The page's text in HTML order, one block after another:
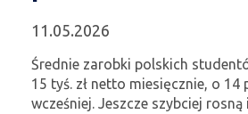
11.05.2026
Średnie zarobki polskich
15 tyś. zł netto miesięcznie, o 14
wcześniej. Jeszcze szybciej